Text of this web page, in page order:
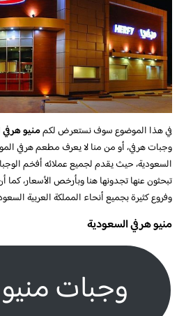
في هذا الموضوع سوف نستعرض لكممنيو
وجبات هرفي، أو من منا لا يعرف مطعم هرفي
السعودية، حيث يقدم لجميع عملائه أفخم
تبحثون عنها تجدونها هنا وبأرخص الأسعار، كما
وفروع كثيرة بجميع أنحاء المملكة العربية
منيو هرفي السعودية
وجبات